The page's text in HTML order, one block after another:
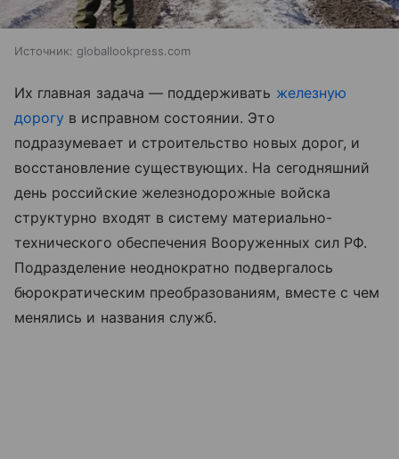
Источник: globallookpress.com
Их главная задача — поддерживать железную
дорогу в исправном состоянии. Это
подразумевает и строительство новых дорог, и
восстановление существующих. На сегодняшний
день российские железнодорожные войска
структурно входят в систему материально-
технического обеспечения Вооруженных сил РФ.
Подразделение неоднократно подвергалось
бюрократическим преобразованиям, вместе с чем
менялись и названия служб.